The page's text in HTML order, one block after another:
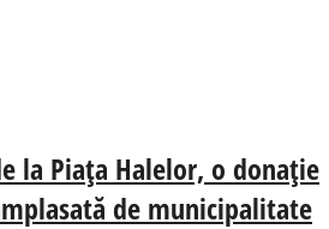
la Piața Halelor, o donație
de municipalitate